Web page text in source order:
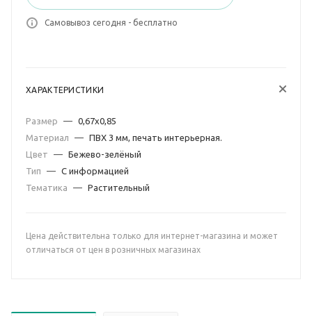
Самовывоз сегодня - бесплатно
ХАРАКТЕРИСТИКИ
Размер — 0,67х0,85
Материал
— ПВХ 3 мм, печать интерьерная.
Цвет
— Бежево-зелёный
Тип
— С информацией
Тематика
— Растительный
Цена действительна только для интернет-магазина и может
отличаться от цен в розничных магазинах